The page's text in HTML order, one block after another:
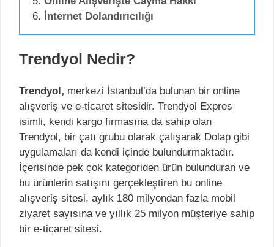
İnternet Dolandırıcılığı
Trendyol Nedir?
Trendyol, merkezi İstanbul’da bulunan bir online
alışveriş ve e-ticaret sitesidir. Trendyol Expres
isimli, kendi kargo firmasına da sahip olan
Trendyol, bir çatı grubu olarak çalışarak Dolap gibi
uygulamaları da kendi içinde bulundurmaktadır.
İçerisinde pek çok kategoriden ürün bulunduran ve
bu ürünlerin satışını gerçekleştiren bu online
alışveriş sitesi, aylık 180 milyondan fazla mobil
ziyaret sayısına ve yıllık 25 milyon müşteriye sahip
bir e-ticaret sitesi.